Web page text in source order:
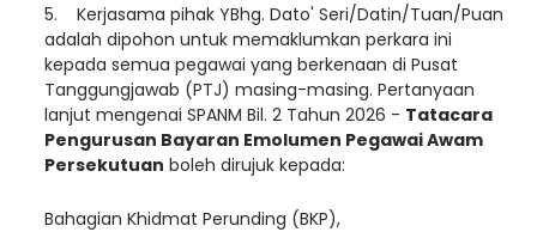
5. Kerjasama pihak YBhg. Dato' Seri/Datin/Tuan/Puan
adalah dipohon untuk memaklumkan perkara ini
kepada semua pegawai yang berkenaan di Pusat
Tanggungjawab (PTJ) masing-masing. Pertanyaan
lanjut mengenai SPANM Bil. 2 Tahun 2026 - Tatacara
Pengurusan Bayaran Emolumen Pegawai Awam
Persekutuan boleh dirujuk kepada:
Bahagian Khidmat Perunding (BKP),